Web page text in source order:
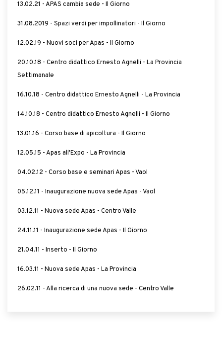
13.02.21 - APAS cambia sede - Il Giorno
31.08.2019 - Spazi verdi per impollinatori - Il Giorno
12.02.19 - Nuovi soci per Apas - Il Giorno
20.10.18 - Centro didattico Ernesto Agnelli - La Provincia
Settimanale
16.10.18 - Centro didattico Ernesto Agnelli - La Provincia
14.10.18 - Centro didattico Ernesto Agnelli - Il Giorno
13.01.16 - Corso base di apicoltura - Il Giorno
12.05.15 - Apas all'Expo - La Provincia
04.02.12 - Corso base e seminari Apas - Vaol
05.12.11 - Inaugurazione nuova sede Apas - Vaol
03.12.11 - Nuova sede Apas - Centro Valle
24.11.11 - Inaugurazione sede Apas - Il Giorno
21.04.11 - Inserto - Il Giorno
16.03.11 - Nuova sede Apas - La Provincia
26.02.11 - Alla ricerca di una nuova sede - Centro Valle